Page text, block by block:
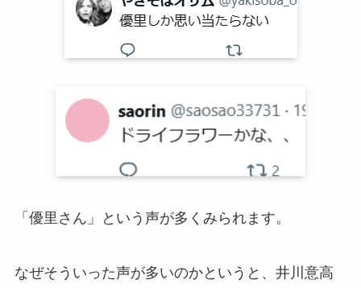
「優里さん」という声が多くみられます。
なぜそういった声が多いのかというと、井川意高